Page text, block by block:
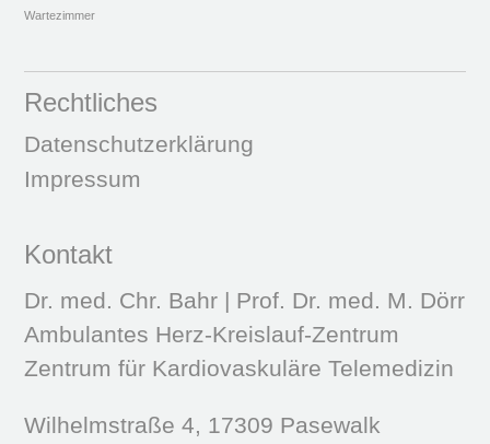
Wartezimmer
Rechtliches
Datenschutzerklärung
Impressum
Kontakt
Dr. med. Chr. Bahr | Prof. Dr. med. M. Dörr
Ambulantes Herz-Kreislauf-Zentrum
Zentrum für Kardiovaskuläre Telemedizin
Wilhelmstraße 4, 17309 Pasewalk